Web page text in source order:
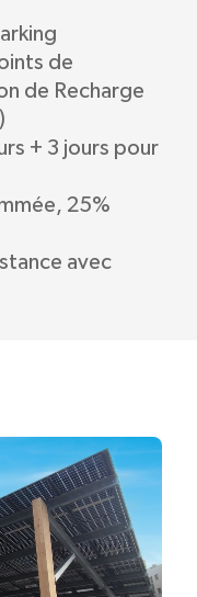
de
de Recharge
+ 3 jours pour
25%
avec